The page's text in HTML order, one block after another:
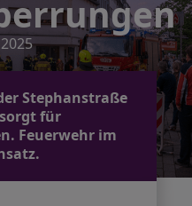
Stephanstraße
für
Feuerwehr im